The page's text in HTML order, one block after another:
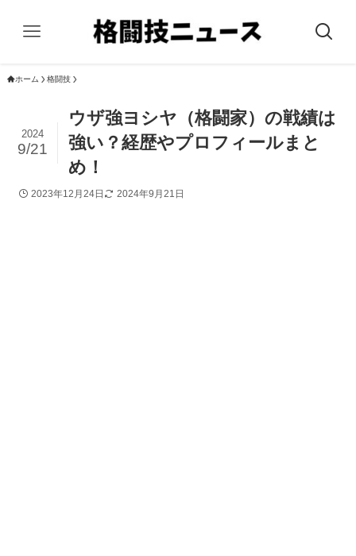
ホーム 格闘技
ウザ強ヨシヤ（格闘家）の戦績は
強い？経歴やプロフィールまと
め！
2024
9/21
2023年12月24日 2024年9月21日